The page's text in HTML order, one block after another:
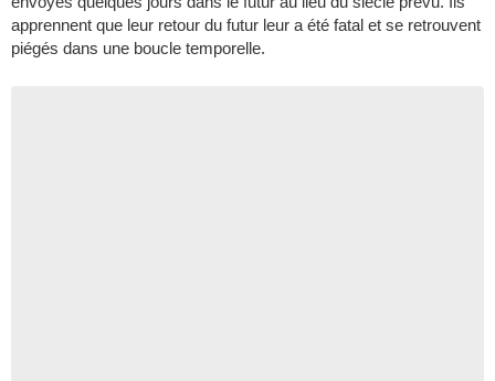
apprennent que leur retour du futur leur a été fatal et se retrouvent
piégés dans une boucle temporelle.